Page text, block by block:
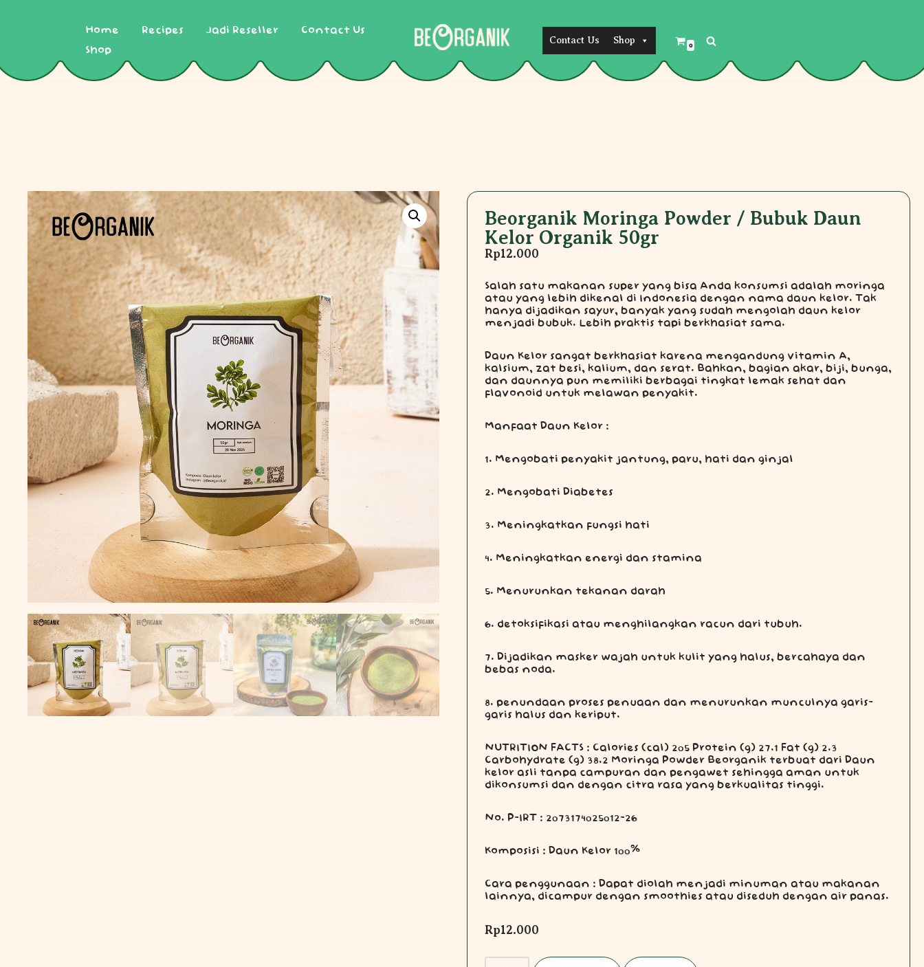
content
Home Recipes Jadi Reseller
Contact Us
Shop
Contact Us Shop 0
Beorganik Moringa Powder / Bubuk Daun
Kelor Organik 50gr
Rp12.000
Salah satu makanan super yang bisa Anda konsumsi adalah moringa
atau yang lebih dikenal di Indonesia dengan nama daun kelor. Tak
hanya dijadikan sayur, banyak yang sudah mengolah daun kelor
menjadi bubuk. Lebih praktis tapi berkhasiat sama.
Daun Kelor sangat berkhasiat karena mengandung vitamin A,
kalsium, zat besi, kalium, dan serat. Bahkan, bagian akar, biji, bunga,
dan daunnya pun memiliki berbagai tingkat lemak sehat dan
flavonoid untuk melawan penyakit.
Manfaat Daun Kelor :
1. Mengobati penyakit jantung, paru, hati dan ginjal
2. Mengobati Diabetes
3. Meningkatkan fungsi hati
4. Meningkatkan energi dan stamina
5. Menurunkan tekanan darah
6. detoksifikasi atau menghilangkan racun dari tubuh.
7. Dijadikan masker wajah untuk kulit yang halus, bercahaya dan
bebas noda.
8. penundaan proses penuaan dan menurunkan munculnya garis-
garis halus dan keriput.
NUTRITION FACTS : Calories (cal) 205 Protein (g) 27.1 Fat (g) 2.3
Carbohydrate (g) 38.2 Moringa Powder Beorganik terbuat dari Daun
kelor asli tanpa campuran dan pengawet sehingga aman untuk
dikonsumsi dan dengan citra rasa yang berkualitas tinggi.
No. P-IRT : 2073174025012-26
Komposisi : Daun Kelor 100%
Cara penggunaan : Dapat diolah menjadi minuman atau makanan
lainnya, dicampur dengan smoothies atau diseduh dengan air panas.
Rp12.000